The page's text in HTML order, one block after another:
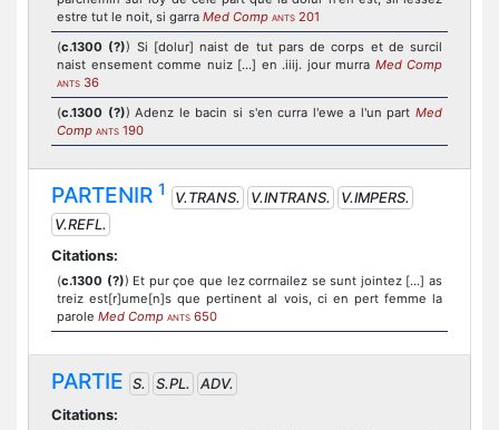
estre tut le noit, si garra Med Comp ANTS 201
(c.1300 (?)) Si [dolur] naist de tut pars de corps et de surcil
naist ensement comme nuiz [...] en .iiij. jour murra Med Comp
ANTS 36
(c.1300 (?)) Adenz le bacin si s'en curra l'ewe a l'un partMed
Comp ANTS 190
PARTENIR 1 V.TRANS. V.INTRANS.
V.IMPERS.
V.REFL.
Citations:
(c.1300 (?)) Et pur çoe que lez corrnailez se sunt jointez [...] as
treiz est[r]ume[n]s que pertinent al vois, ci en pert femme la
parole Med Comp ANTS 650
PARTIE S. S.PL.
ADV.
Citations: